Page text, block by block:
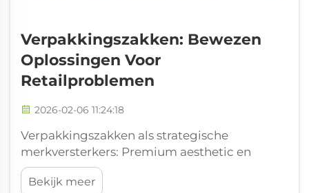
Verpakkingszakken: Bewezen
Oplossingen Voor
Retailproblemen
2026-02-06 11:24:18
Verpakkingszakken als strategische
merkversterkers: Premium aesthetic en
tactiel ontwerp dat schapdifferentiatie en
impulsieve aankopen stimuleert. De manier
Bekijk meer